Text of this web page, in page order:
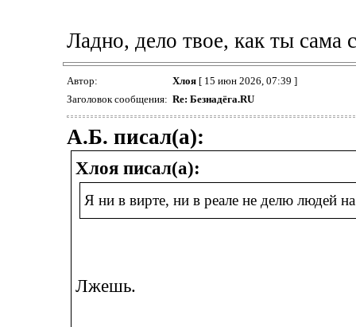
Ладно, дело твое, как ты
Автор: Хлоя[ 15 июн 2026, 07:39 ]
Заголовок сообщения: Re: Безнадёга.RU
А.Б. писал(а):
Хлоя писал(а):
Я ни в вирте, ни в реале не делю людей
Лжешь.